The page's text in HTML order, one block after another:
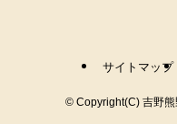
サイトマップ
©Copyright(C) 吉野